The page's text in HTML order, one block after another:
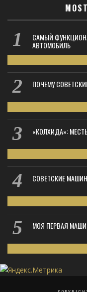
САМЫЙ
АВТОМОБИЛЬ
ПОЧЕМУ
«КОЛХИДА»:
СОВЕТСКИЕ
МОЯ ПЕРВАЯ